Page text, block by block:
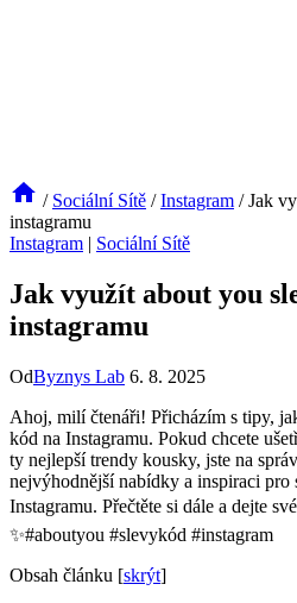
/ Sociální Sítě / Instagram / Jak
instagramu
Instagram | Sociální Sítě
Jak využít about you
instagramu
OdByznys Lab 6. 8. 2025
Ahoj, milí čtenáři! Přicházím s tipy,
kód na Instagramu. Pokud chcete
ty nejlepší trendy kousky, jste na
nejvýhodnější nabídky a inspiraci pro
Instagramu. Přečtěte si dále a dejte
✨#aboutyou #slevykód #instagram
Obsah článku [skrýt]